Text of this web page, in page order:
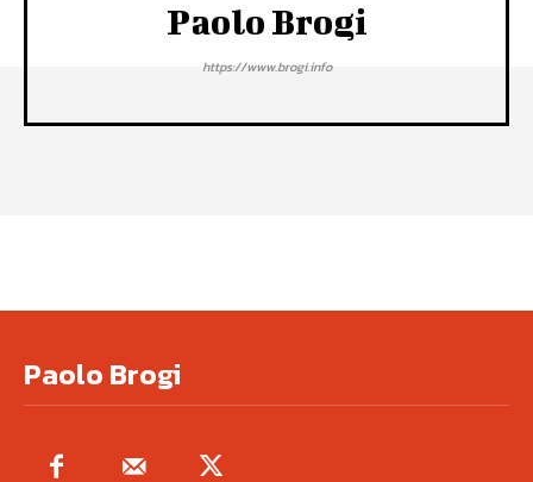
Paolo Brogi
https://www.brogi.info
Paolo Brogi